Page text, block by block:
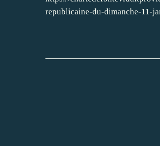
republicaine-du-dimanche-11-